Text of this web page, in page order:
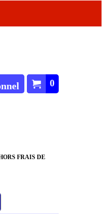
0
FRAIS DE